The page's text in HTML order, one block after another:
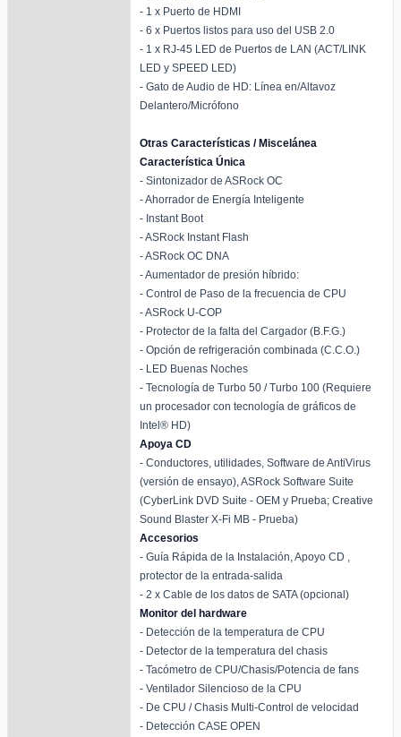
- 1 x Puerto de HDMI
- 6 x Puertos listos para uso del USB 2.0
- 1 x RJ-45 LED de Puertos de LAN (ACT/LINK
LED y SPEED LED)
- Gato de Audio de HD: Línea en/Altavoz
Delantero/Micrófono
Otras Características / Miscelánea
Característica Única
- Sintonizador de ASRock OC
- Ahorrador de Energía Inteligente
- Instant Boot
- ASRock Instant Flash
- ASRock OC DNA
- Aumentador de presión híbrido:
- Control de Paso de la frecuencia de CPU
- ASRock U-COP
- Protector de la falta del Cargador (B.F.G.)
- Opción de refrigeración combinada (C.C.O.)
- LED Buenas Noches
- Tecnología de Turbo 50 / Turbo 100 (Requiere
un procesador con tecnología de gráficos de
Intel® HD)
Apoya CD
- Conductores, utilidades, Software de AntiVirus
(versión de ensayo), ASRock Software Suite
(CyberLink DVD Suite - OEM y Prueba; Creative
Sound Blaster X-Fi MB - Prueba)
Accesorios
- Guía Rápida de la Instalación, Apoyo CD ,
protector de la entrada-salida
- 2 x Cable de los datos de SATA (opcional)
Monitor del hardware
- Detección de la temperatura de CPU
- Detector de la temperatura del chasis
- Tacómetro de CPU/Chasis/Potencia de fans
- Ventilador Silencioso de la CPU
- De CPU / Chasis Multi-Control de velocidad
- Detección CASE OPEN